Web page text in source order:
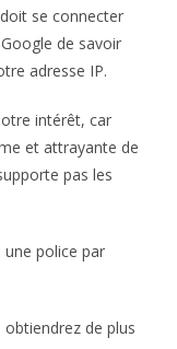
se connecter
de savoir
adresse IP.
intérêt, car
et attrayante de
pas les
une police par
de plus